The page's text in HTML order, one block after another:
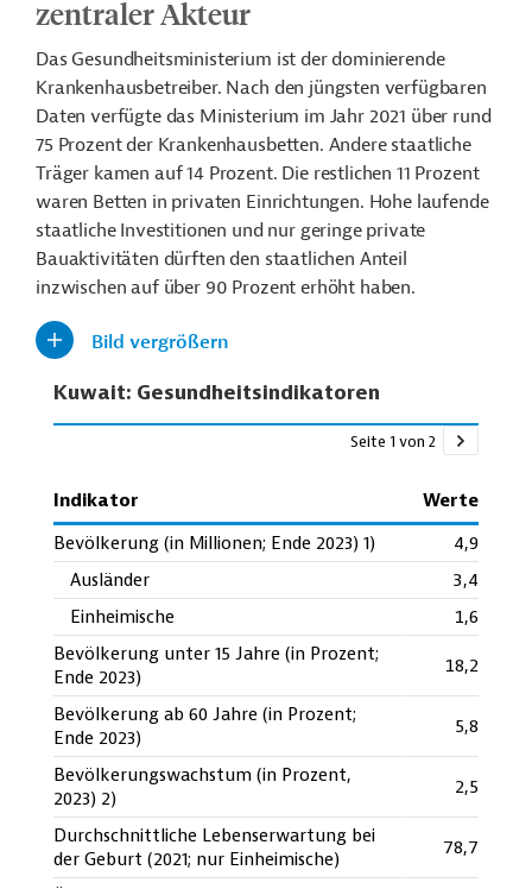
zentraler Akteur
Das Gesundheitsministerium ist der dominierende
Krankenhausbetreiber. Nach den jüngsten verfügbaren
Daten verfügte das Ministerium im Jahr 2021 über rund
75 Prozent der Krankenhausbetten. Andere staatliche
Träger kamen auf 14 Prozent. Die restlichen 11 Prozent
waren Betten in privaten Einrichtungen. Hohe laufende
staatliche Investitionen und nur geringe private
Bauaktivitäten dürften den staatlichen Anteil
inzwischen auf über 90 Prozent erhöht haben.
Bild vergrößern